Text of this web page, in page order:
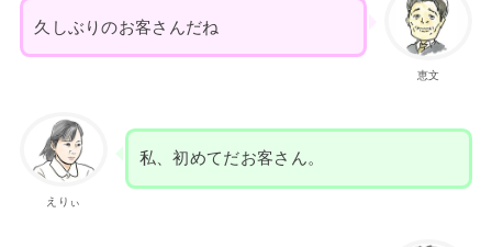
恵文
久しぶりのお客さんだね
えりぃ
私、初めてだお客さん。